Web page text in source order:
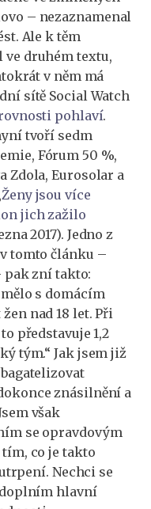
– nezaznamenal
Ale k těm
druhém textu,
v něm má
sítě Social Watch
pohlaví.
tvoří sedm
Fórum 50 %,
Zdola, Eurosolar a
Ženy jsou více
jich zažilo
2017). Jedno z
tomto článku –
zní takto:
s domácím
nad 18 let. Při
představuje 1,2
tým.“ Jak jsem již
znásilnění a
však
se opravdovým
tím, co je takto
Nechci se
hlavní